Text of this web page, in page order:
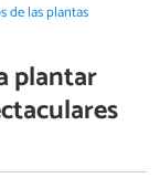
de las plantas
plantar